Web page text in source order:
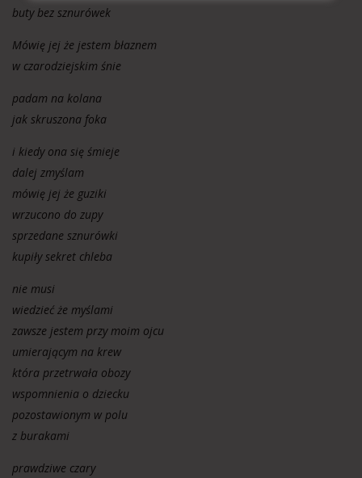
buty bez sznurówek
Mówię jej że jestem błaznem
w czarodziejskim śnie
padam na kolana
jak skruszona foka
i kiedy ona się śmieje
dalej zmyślam
mówię jej że guziki
wrzucono do zupy
sprzedane sznurówki
kupiły sekret chleba
nie musi
wiedzieć że myślami
zawsze jestem przy moim ojcu
umierającym na krew
która przetrwała obozy
wspomnienia o dziecku
pozostawionym w polu
z burakami
prawdziwe czary